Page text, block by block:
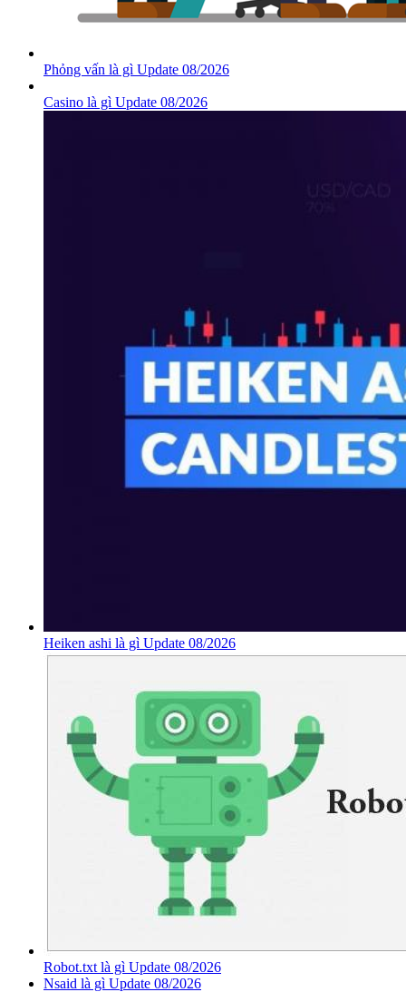
Phỏng vấn là gì Update 08/2026
Casino là gì Update 08/2026
Heiken ashi là gì Update 08/2026
Robot.txt là gì Update 08/2026
Nsaid là gì Update 08/2026